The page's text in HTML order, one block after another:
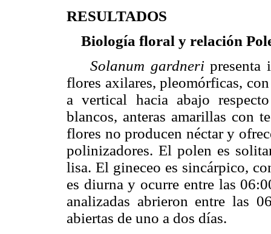
RESULTADOS
Biología floral y relación
Solanum gardneripresenta
flores axilares, pleomórficas,
a vertical hacia abajo
blancos, anteras amarillas con
flores no producen néctar y
polinizadores. El polen es
lisa. El gineceo es sincárpico,
es diurna y ocurre entre las
analizadas abrieron entre las
abiertas de uno a dos días.